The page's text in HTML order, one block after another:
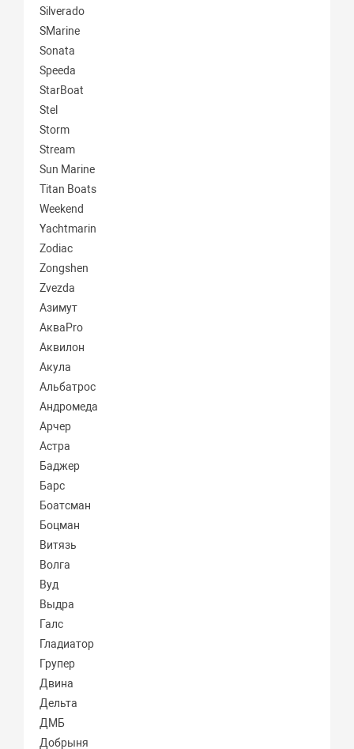
Silverado
SMarine
Sonata
Speeda
StarBoat
Stel
Storm
Stream
Sun Marine
Titan Boats
Weekend
Yachtmarin
Zodiac
Zongshen
Zvezda
Азимут
АкваPro
Аквилон
Акула
Альбатрос
Андромеда
Арчер
Астра
Баджер
Барс
Боатсман
Боцман
Витязь
Волга
Вуд
Выдра
Галс
Гладиатор
Групер
Двина
Дельта
ДМБ
Добрыня